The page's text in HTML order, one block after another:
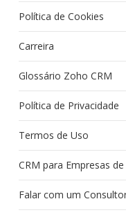
Política de Cookies
Carreira
Glossário Zoho CRM
Política de Privacidade
Termos de Uso
CRM para Empresas
Falar com um